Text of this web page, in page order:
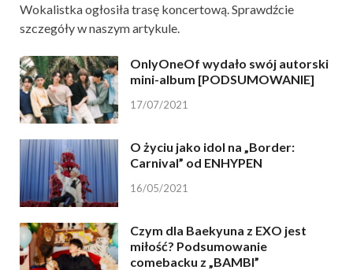
Wokalistka ogłosiła trasę koncertową. Sprawdźcie
szczegóły w naszym artykule.
OnlyOneOf wydało swój autorski
mini-album [PODSUMOWANIE]
17/07/2021
O życiu jako idol na „Border:
Carnival” od ENHYPEN
16/05/2021
Czym dla Baekyuna z EXO jest
miłość? Podsumowanie
comebacku z „BAMBI”